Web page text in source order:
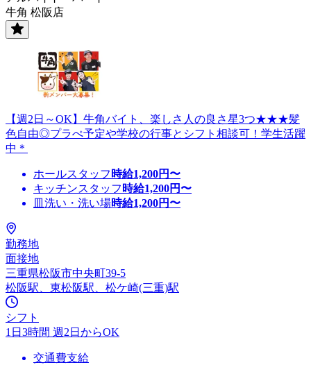
牛角 松阪店
【週2日～OK】牛角バイト、楽しさ人の良さ星3つ★★★髪
色自由◎プラぺ予定や学校の行事とシフト相談可！学生活躍
中＊
ホールスタッフ 時給1,200円〜
キッチンスタッフ 時給1,200円〜
皿洗い・洗い場時給1,200円〜
勤務地
面接地
三重県松阪市中央町39-5
松阪駅、東松阪駅、松ケ崎(三重)駅
シフト
1日3時間 週2日からOK
交通費支給